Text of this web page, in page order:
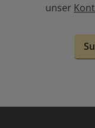
unser